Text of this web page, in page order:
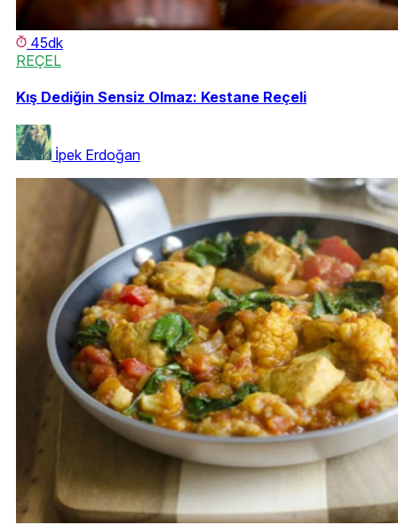
45dk
REÇEL
Kış Dediğin Sensiz Olmaz: Kestane Reçeli
İpek Erdoğan